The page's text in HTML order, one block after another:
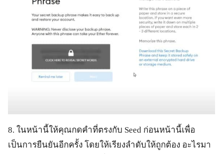
8. ในหน้านี้ให้คุณกดคำที่ตรงกับ Seed ก่อนหน้านี้เพื่อ
เป็นการยืนยันอีกครั้ง โดยให้เรียงลำดับให้ถูกต้อง อะไรมา